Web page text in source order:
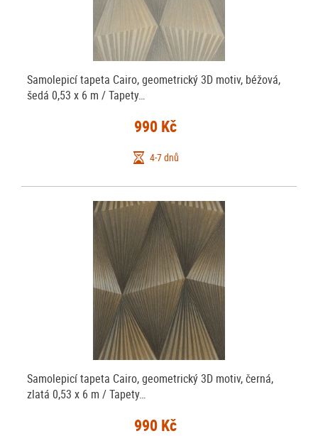
Samolepicí tapeta Cairo, geometrický 3D motiv, béžová,
šedá 0,53 x 6 m / Tapety…
990 Kč
4-7 dnů
Samolepicí tapeta Cairo, geometrický 3D motiv, černá,
zlatá 0,53 x 6 m / Tapety…
990 Kč